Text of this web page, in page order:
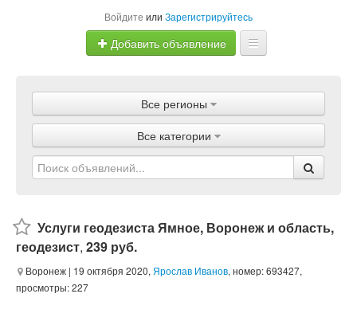
Войдите или Зарегистрируйтесь
Добавить объявление
Объявления
Магазины
Услуги
Все регионы
Все категории
Услуги геодезиста Ямное, Воронеж и область,
геодезист, 239 руб.
Воронеж | 19 октября 2020, Ярослав Иванов, номер: 693427,
просмотры: 227